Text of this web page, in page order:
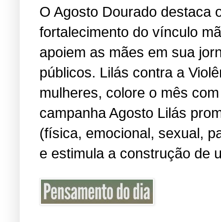
O Agosto Dourado destaca
fortalecimento do vínculo
apoiem as mães em sua
públicos. Lilás contra a
mulheres, colore o mês
campanha Agosto Lilás
(física, emocional, sexual,
e estimula a construção de